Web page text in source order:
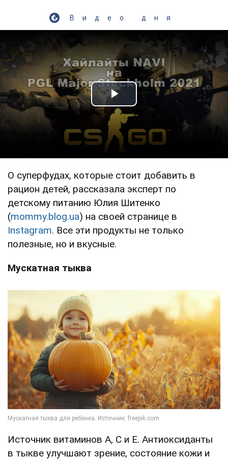
Видео дня
Play Video
О суперфудах, которые стоит добавить в
рацион детей, рассказала эксперт по
детскому питанию Юлия Шитенко
(mommy.blog.ua) на своей странице в
Instagram. Все эти продукты не только
полезные, но и вкусные.
Мускатная тыква
Источник витаминов A, C и E. Антиоксиданты
в тыкве улучшают зрение, состояние кожи и